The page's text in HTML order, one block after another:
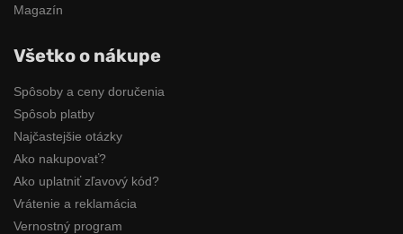
Magazín
Všetko o nákupe
Spôsoby a ceny doručenia
Spôsob platby
Najčastejšie otázky
Ako nakupovať?
Ako uplatniť zľavový kód?
Vrátenie a reklamácia
Vernostný program